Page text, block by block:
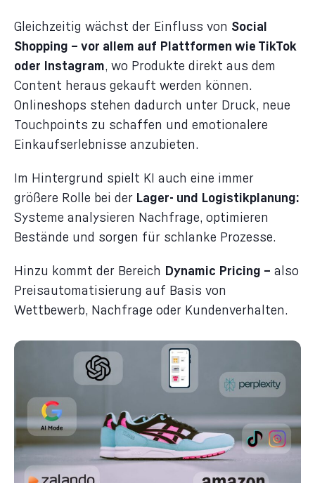
Gleichzeitig wächst der Einfluss von Social
Shopping – vor allem auf Plattformen wie TikTok
oder Instagram, wo Produkte direkt aus dem
Content heraus gekauft werden können.
Onlineshops stehen dadurch unter Druck, neue
Touchpoints zu schaffen und emotionalere
Einkaufserlebnisse anzubieten.
Im Hintergrund spielt KI auch eine immer
größere Rolle bei der Lager- und Logistikplanung:
Systeme analysieren Nachfrage, optimieren
Bestände und sorgen für schlanke Prozesse.
Hinzu kommt der Bereich Dynamic Pricing – also
Preisautomatisierung auf Basis von
Wettbewerb, Nachfrage oder Kundenverhalten.